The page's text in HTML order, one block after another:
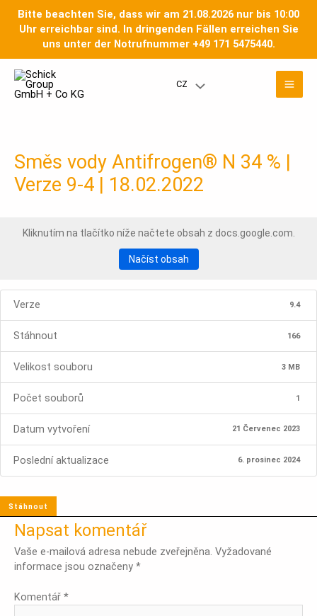
Bitte beachten Sie, dass wir am 21.08.2026 nur bis 10:00
Uhr erreichbar sind. In dringenden Fällen erreichen Sie
uns unter der Notrufnummer +49 171 5475440.
obsah
CZ Přepínač
Směs vody Antifrogen® N 34 % |
Verze 9-4 | 18.02.2022
Kliknutím na tlačítko níže načtete obsah z docs.google.com.
Načíst obsah
Verze 9.4
Stáhnout 166
Velikost souboru 3 MB
Počet souborů 1
Datum vytvoření 21 Červenec 2023
Poslední aktualizace 6. prosinec 2024
Stáhnout
Napsat komentář
Vaše e-mailová adresa nebude zveřejněna. Vyžadované
informace jsou označeny *
Komentář *